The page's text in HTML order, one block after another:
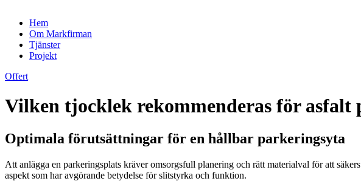
Hem
Om Markfirman
Tjänster
Projekt
Offert
Vilken tjocklek rekommenderas för asfalt
Optimala förutsättningar för en hållbar parkeringsyta
Att anlägga en parkeringsplats kräver omsorgsfull planering och rätt materialval för att
aspekt som har avgörande betydelse för slitstyrka och funktion.